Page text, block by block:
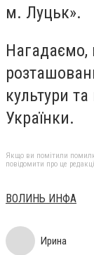
м. Луцьк».
Нагадаємо,
культури та
Українки.
Якщо ви помітили
повідомити про це
ВОЛИНЬ ИНФА
Ирина